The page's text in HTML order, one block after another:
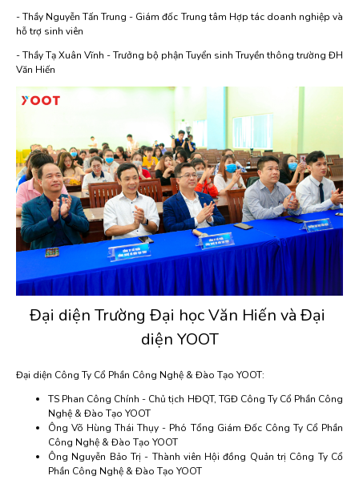
- Thầy Nguyễn Tấn Trung - Giám đốc Trung tâm Hợp tác doanh nghiệp và
hỗ trợ sinh viên
- Thầy Tạ Xuân Vĩnh - Trưởng bộ phận Tuyển sinh Truyền thông trường ĐH
Văn Hiến
Đại diện Trường Đại học Văn Hiến và Đại
diện YOOT
Đại diện Công Ty Cổ Phần Công Nghệ & Đào Tạo YOOT:
TS Phan Công Chính - Chủ tịch HĐQT, TGĐ Công Ty Cổ Phần Công
Nghệ & Đào Tạo YOOT
Ông Võ Hùng Thái Thụy - Phó Tổng Giám Đốc Công Ty Cổ Phần
Công Nghệ & Đào Tạo YOOT
Ông Nguyễn Bảo Trị - Thành viên Hội đồng Quản trị Công Ty Cổ
Phần Công Nghệ & Đào Tạo YOOT